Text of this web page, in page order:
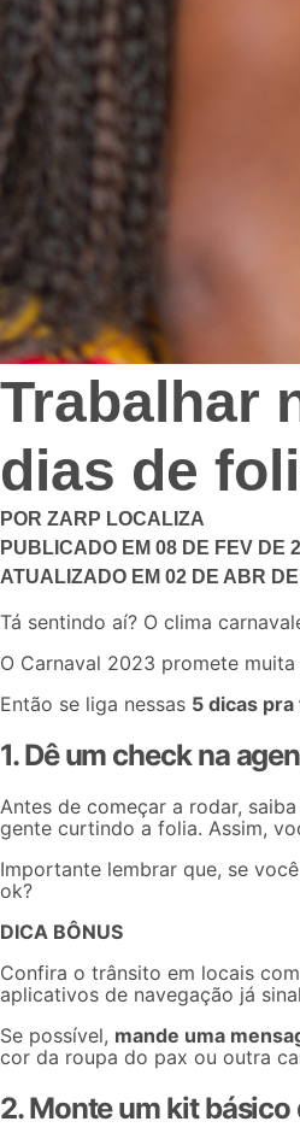
Trabalhar
dias de
POR ZARP LOCALIZA
PUBLICADO EM 08 DE FEV DE
ATUALIZADO EM 02 DE ABR
Tá sentindo aí? O clima
O Carnaval 2023 promete
Então se liga nessas 5 dicas
1. Dê um check na
Antes de começar a rodar,
gente curtindo a folia. Assim,
Importante lembrar que, se
ok?
DICA BÔNUS
Confira o trânsito em locais
aplicativos de navegação já
Se possível, mande uma
cor da roupa do pax ou outra
2. Monte um kit básico